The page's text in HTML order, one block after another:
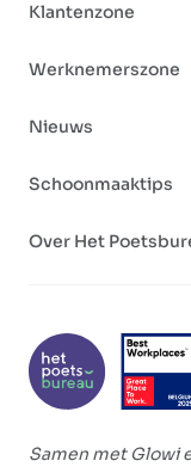
Samen met Glowi
Klantenzone
Werknemerszone
Nieuws
Schoonmaaktips
Over Het